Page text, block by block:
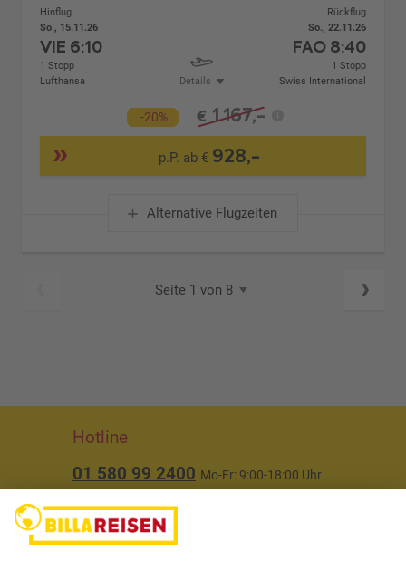
Hinflug
So., 15.11.26
VIE 6:10
1 Stopp
Lufthansa
Details
Rückflug
So., 22.11.26
FAO 8:40
1 Stopp
Swiss International
-20% € 1.167,-
p.P. ab € 928,-
Alternative Flugzeiten
Seite 1 von 8
Hotline
01 580 99 2400 Mo-Fr: 9:00-18:00 Uhr
Über uns